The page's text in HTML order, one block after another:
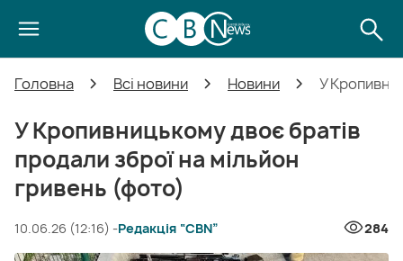
Головна Всі новини Новини У
У Кропивницькому двоє братів
продали зброї на мільйон
гривень (фото)
10.06.26 (12:16) -Редакція “CBN” 284